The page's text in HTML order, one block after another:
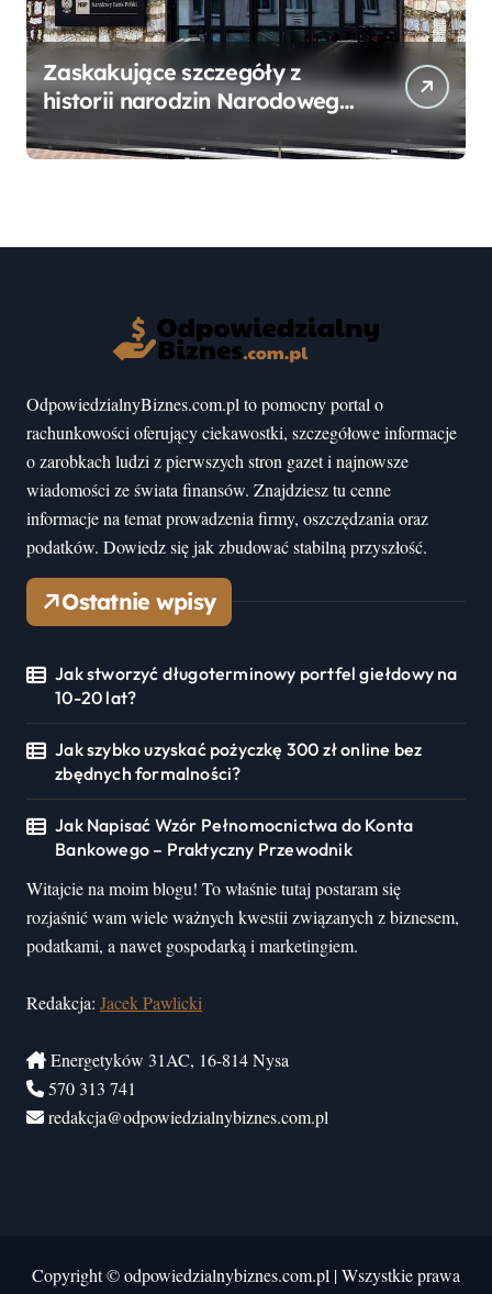
Zaskakujące szczegóły z
historii narodzin Narodowego
mogłeś nie wiedzieć
OdpowiedzialnyBiznes.com.pl to pomocny portal o
rachunkowości oferujący ciekawostki, szczegółowe informacje
o zarobkach ludzi z pierwszych stron gazet i najnowsze
wiadomości ze świata finansów. Znajdziesz tu cenne
informacje na temat prowadzenia firmy, oszczędzania oraz
podatków. Dowiedz się jak zbudować stabilną przyszłość.
Ostatnie wpisy
Jak stworzyć długoterminowy portfel giełdowy na
10-20 lat?
Jak szybko uzyskać pożyczkę 300 zł online bez
zbędnych formalności?
Jak Napisać Wzór Pełnomocnictwa do Konta
Bankowego – Praktyczny Przewodnik
Witajcie na moim blogu! To właśnie tutaj postaram się
rozjaśnić wam wiele ważnych kwestii związanych z biznesem,
podatkami, a nawet gospodarką i marketingiem.
Redakcja: Jacek Pawlicki
Energetyków 31AC, 16-814 Nysa
570 313 741
redakcja@odpowiedzialnybiznes.com.pl
Copyright © odpowiedzialnybiznes.com.pl |Wszystkie prawa